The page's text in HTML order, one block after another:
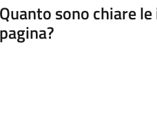
Quanto sono chiare
pagina?